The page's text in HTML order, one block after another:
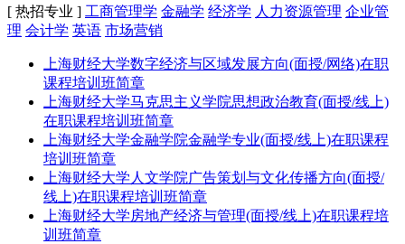
[ 热招专业 ] 工商管理学 金融学 经济学 人力资源管理 企业管
理 会计学 英语 市场营销
上海财经大学数字经济与区域发展方向(面授/网络)在职
课程培训班简章
上海财经大学马克思主义学院思想政治教育(面授/线上)
在职课程培训班简章
上海财经大学金融学院金融学专业(面授/线上)在职课程
培训班简章
上海财经大学人文学院广告策划与文化传播方向(面授/
线上)在职课程培训班简章
上海财经大学房地产经济与管理(面授/线上)在职课程培
训班简章